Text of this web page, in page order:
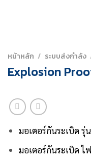
หน้าหลัก / ระบบส่งกำลัง
Explosion
มอเตอร์กันระเบิด รุ่
มอเตอร์กันระเบิด ไ